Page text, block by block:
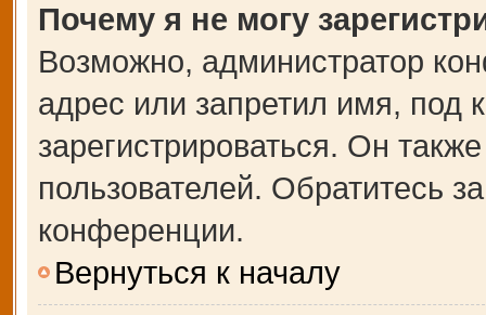
Почему я не могу
Возможно, администратор
адрес или запретил имя, под
зарегистрироваться. Он
пользователей. Обратитесь
конференции.
Вернуться к началу